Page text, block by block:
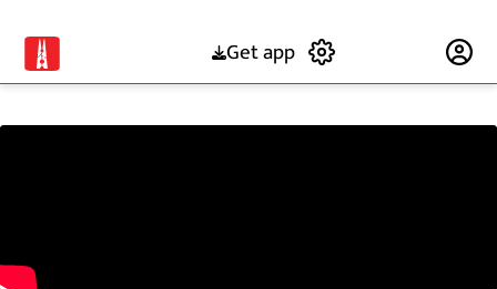
Get app